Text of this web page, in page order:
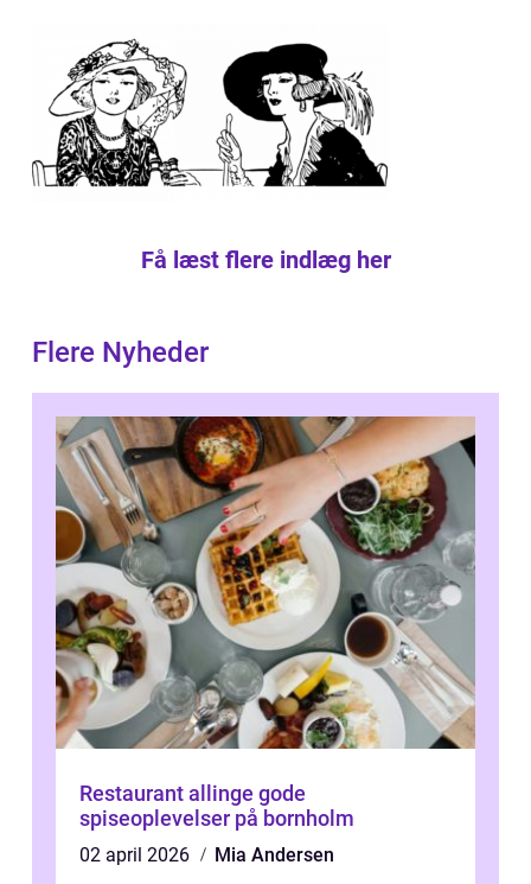
Få læst flere indlæg her
Flere Nyheder
Restaurant allinge gode
spiseoplevelser på bornholm
02 april 2026
Mia Andersen